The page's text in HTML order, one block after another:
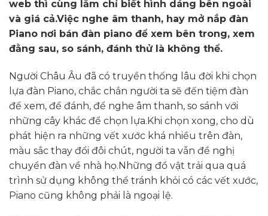
web thì cùng lắm chỉ biết hình dáng bên ngoài
và giá cả.Việc nghe âm thanh, hay mở nắp đàn
Piano nơi bán đàn piano để xem bên trong, xem
đằng sau, so sánh, đánh thử là không thể.
Người Châu Âu đã có truyền thống lâu đời khi chọn
lựa đàn Piano, chắc chắn người ta sẽ đến tiệm đàn
để xem, để đánh, để nghe âm thanh, so sánh với
những cây khác để chọn lựa.Khi chọn xong, cho dù
phát hiện ra những vết xước khá nhiều trên đàn,
màu sắc thay đổi đôi chút, người ta vẫn đề nghị
chuyển đàn về nhà họ.Những đồ vật trải qua quá
trình sử dụng không thể tránh khỏi có các vết xước,
Piano cũng không phải là ngoại lệ.